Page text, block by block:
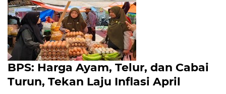
BPS: Harga Ayam, Telur, dan Cabai
Turun, Tekan Laju Inflasi April